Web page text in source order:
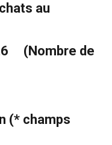
au
(Nombre de
(* champs